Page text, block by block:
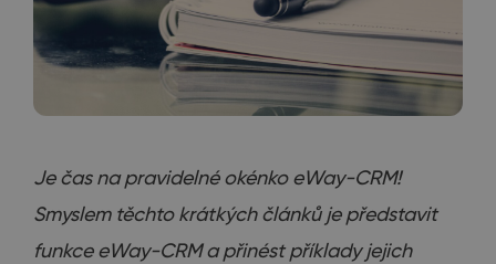
Je čas na pravidelné okénko eWay-CRM!
Smyslem těchto krátkých článků je představit
funkce eWay-CRM a přinést příklady jejich